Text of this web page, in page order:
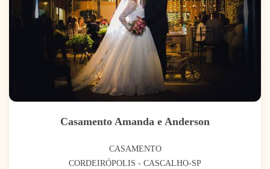
Casamento Amanda e Anderson
CASAMENTO
CORDEIRÓPOLIS - CASCALHO-SP